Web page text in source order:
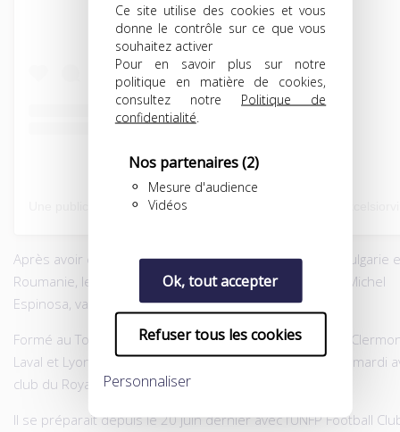
Ce site utilise des cookies et vous
donne le contrôle sur ce que vous
souhaitez activer
Pour en savoir plus sur notre
politique en matière de cookies,
consultez notre Politique de
confidentialité
Nos partenaires(2)
Mesure d'audience
Vidéos
Ok, tout accepter
Refuser tous les cookies
Personnaliser
Une publication partagée par Royal Excelsior Virton
Après avoir évolué ces dernières saisons en Croatie, Bulgarie
Roumanie, le milieu récupérateur franco-camerounais Michel
Espinosa, va découvrir un nouveau pays, la Belgique.
Formé au Toulouse FC, et passé ensuite en France par
Laval et Lyon-Duchère, Michel Espinosa s’est engagé ce mardi
club du Royal Excelsior Virton, pensionnaire de la D1B.
Il se préparait depuis le 20 juin dernier avec l’UNFP Football